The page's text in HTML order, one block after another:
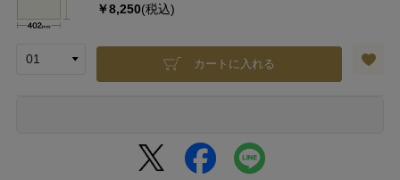
￥8,250(税込)
カートに入れる